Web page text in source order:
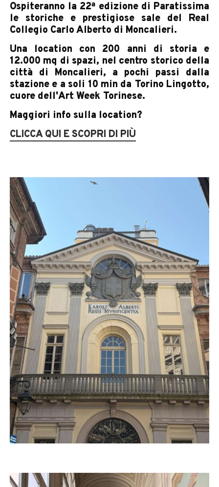
Ospiteranno la 22ª edizione di Paratissima
le storiche e prestigiose sale del Real
Collegio Carlo Alberto di Moncalieri.
Una location con 200 anni di storia e
12.000 mq di spazi, nel centro storico della
città di Moncalieri, a pochi passi dalla
stazione e a soli 10 min da Torino Lingotto,
cuore dell'Art Week Torinese.
Maggiori info sulla location?
CLICCA QUI E SCOPRI DI PIÙ